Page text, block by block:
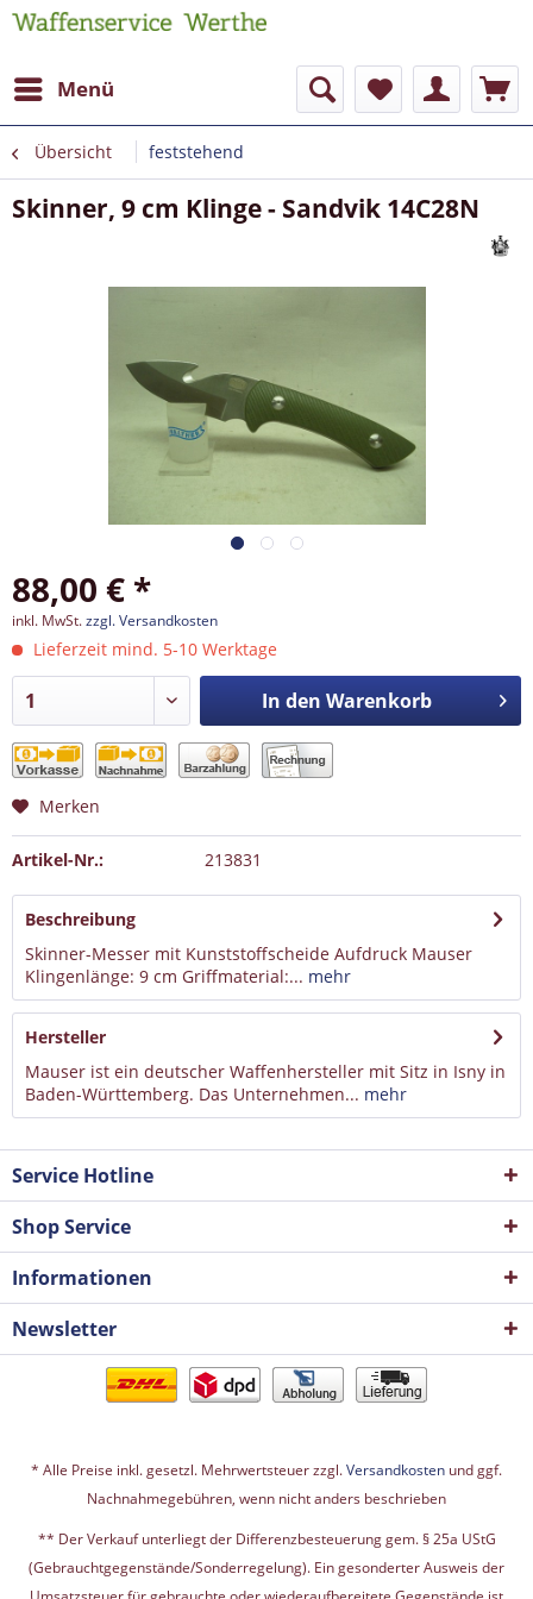
Menü
Übersicht feststehend
Skinner, 9 cm Klinge - Sandvik 14C28N
88,00 € *
inkl. MwSt.zzgl. Versandkosten
Lieferzeit mind. 5-10 Werktage
In den Warenkorb
Merken
Artikel-Nr.: 213831
Beschreibung
Skinner-Messer mit Kunststoffscheide Aufdruck Mauser
Klingenlänge: 9 cm Griffmaterial:... mehr
Hersteller
Mauser ist ein deutscher Waffenhersteller mit Sitz in Isny in
Baden-Württemberg. Das Unternehmen... mehr
Service Hotline
Shop Service
Informationen
Newsletter
* Alle Preise inkl. gesetzl. Mehrwertsteuer zzgl.Versandkosten und ggf.
Nachnahmegebühren, wenn nicht anders beschrieben
** Der Verkauf unterliegt der Differenzbesteuerung gem. § 25a UStG
(Gebrauchtgegenstände/Sonderregelung). Ein gesonderter Ausweis der